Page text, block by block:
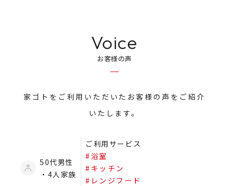
Voice
お客様の声
家ゴトをご利用いただいたお客様の声をご紹介
いたします。
50代男性
・4人家族
ご利用サービス
#浴室
#キッチン
#レンジフード